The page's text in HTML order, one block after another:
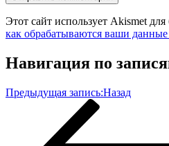
Этот сайт использует Akismet
как обрабатываются ваши
Навигация по
Предыдущая запись:Назад